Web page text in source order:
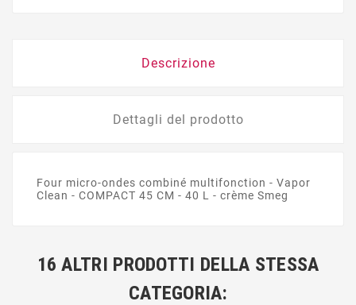
Descrizione
Dettagli del prodotto
Four micro-ondes combiné multifonction - Vapor
Clean - COMPACT 45 CM - 40 L - crème Smeg
16 ALTRI PRODOTTI DELLA STESSA
CATEGORIA: